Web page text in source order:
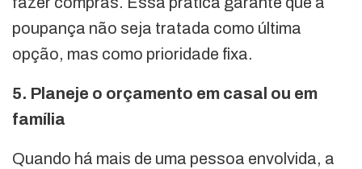
poupança não seja tratada como última
opção, mas como prioridade fixa.
5. Planeje o orçamento em casal ou em
família
Quando há mais de uma pessoa envolvida, a